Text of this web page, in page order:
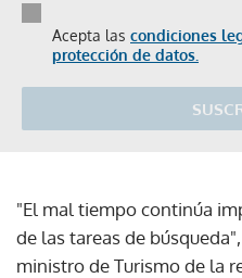
Acepta las condiciones
protección de datos.
"El mal tiempo continúa
de las tareas de
ministro de Turismo de la